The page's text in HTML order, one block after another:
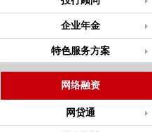
企业年金
特色服务方案
网络融资
网贷通